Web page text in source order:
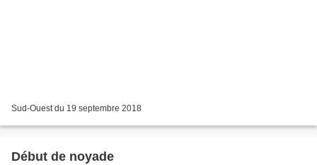
Sud-Ouest du 19 septembre 2018
Début de noyade